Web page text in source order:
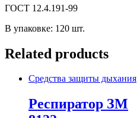
ГОСТ 12.4.191-99
В упаковке: 120 шт.
Related products
Средства защиты дыхания
Респиратор ЗМ